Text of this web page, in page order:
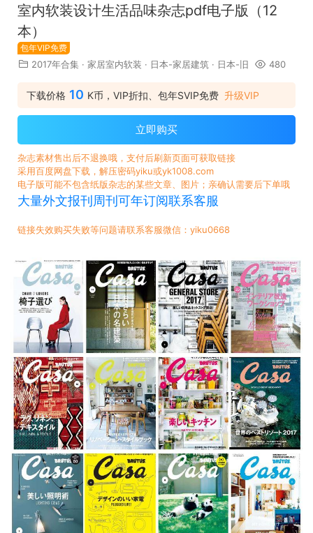
室内软装设计生活品味杂志pdf电子版（12
本）
包年VIP免费
2017年合集 · 家居室内软装 · 日本-家居建筑 · 日本-旧 480
下载价格 10 K币，VIP折扣、包年SVIP免费 升级VIP
立即购买
杂志素材售出后不退换哦，支付后刷新页面可获取链接
采用百度网盘下载，解压密码yiku或yk1008.com
电子版可能不包含纸版杂志的某些文章、图片；亲确认需要后下单哦
大量外文报刊周刊可年订阅联系客服
链接失效购买失败等问题请联系客服微信：yiku0668